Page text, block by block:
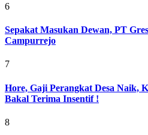
6
Sepakat Masukan Dewan, PT
Campurrejo
7
Hore, Gaji Perangkat Desa Naik,
Bakal Terima Insentif !
8